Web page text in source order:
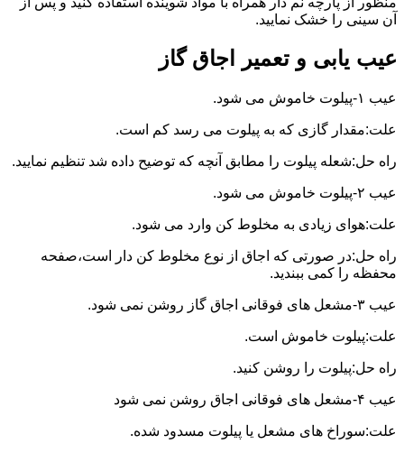
آن سینی را خشک نمایید.
عیب یابی و تعمیر اجاق گاز
عیب ۱-پیلوت خاموش می شود.
علت:مقدار گازی که به پیلوت می رسد کم است.
راه حل:شعله پیلوت را مطابق آنچه که توضیح داده شد تنظیم نمایید.
عیب ۲-پیلوت خاموش می شود.
علت:هوای زیادی به مخلوط کن وارد می شود.
راه حل:در صورتی که اجاق از نوع مخلوط کن دار است،صفحه
محفظه را کمی ببندید.
عیب ۳-مشعل های فوقانی اجاق گاز روشن نمی شود.
علت:پیلوت خاموش است.
راه حل:پیلوت را روشن کنید.
عیب ۴-مشعل های فوقانی اجاق روشن نمی شود
علت:سوراخ های مشعل یا پیلوت مسدود شده.